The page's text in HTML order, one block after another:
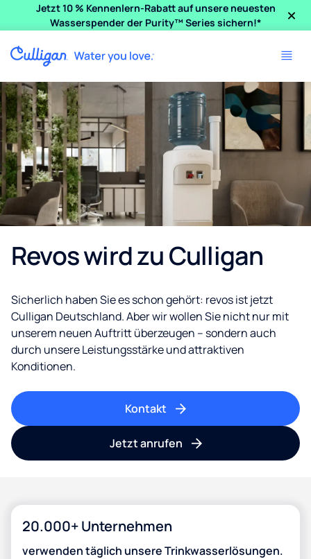
Jetzt 10 % Kennenlern-Rabatt auf unsere neuesten
Wasserspender der Purity™ Series sichern!*
×
Revos wird zu Culligan
Sicherlich haben Sie es schon gehört: revos ist jetzt
Culligan Deutschland. Aber wir wollen Sie nicht nur mit
unserem neuen Auftritt überzeugen – sondern auch
durch unsere Leistungsstärke und attraktiven
Konditionen.
Kontakt
Jetzt anrufen
20.000+ Unternehmen
verwenden täglich unsere Trinkwasserlösungen.